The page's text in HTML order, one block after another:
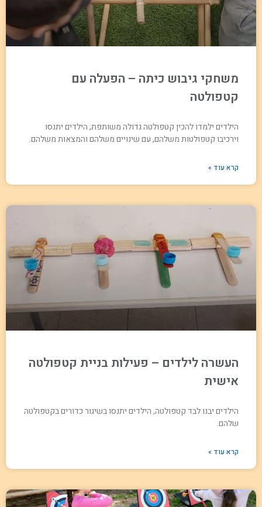
משחקי גיבוש כיתה – הפעלה עם
קטפולטה
הילדים ילמדו להכין קטפולטה גדולה משותפת, הילדים יתנסו
וירכיבו קטפולטות משלהם, עם שינויים משלהם והמצאות משלהם.
קרא עוד »
העשרה לילדים – פעילות בניית קטפולטה
אישית
הילדים יבנו לבד קטפולטה, הילדים יתנסו בשיגור כדורים בקטפולטה
שלהם.
קרא עוד »